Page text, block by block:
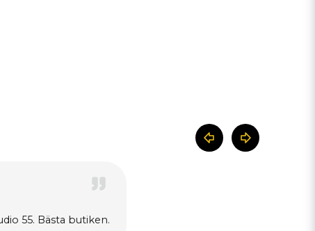
55. Bästa butiken.